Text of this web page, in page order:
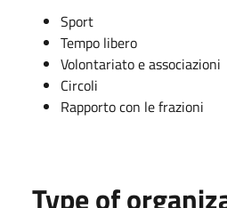
Sport
Tempo libero
Volontariato e associazioni
Circoli
Rapporto con le frazioni
Type of